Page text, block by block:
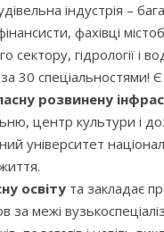
індустрія –
фахівці
гідрології і
30 спеціальностями!
розвинену
центр культури і
університет
освіту та закладає
межі